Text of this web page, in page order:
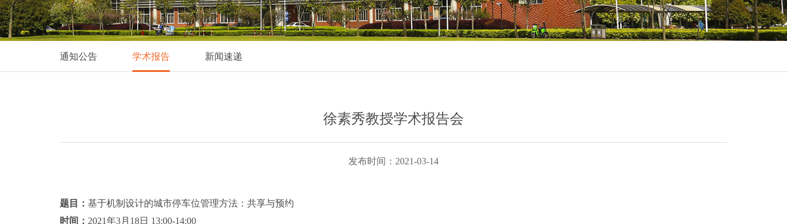
通知公告 学术报告 新闻速递
徐素秀教授学术报告会
发布时间：2021-03-14
题目： 基于机制设计的城市停车位管理方法：共享与预约
时间： 2021年3月18日 13:00-14:00